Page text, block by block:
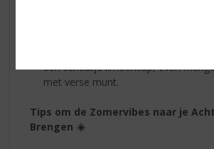
een scheutje limoensap, even
met verse munt.
Tips om de Zomervibes naar je
Brengen ☀️